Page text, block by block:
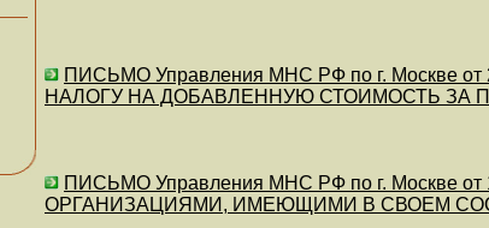
ПИСЬМО Управления МНС РФ по г. Москве
НАЛОГУ НА ДОБАВЛЕННУЮ СТОИМОСТЬ ЗА
ПИСЬМО Управления МНС РФ по г. Москве
ОРГАНИЗАЦИЯМИ, ИМЕЮЩИМИ В СВОЕМ